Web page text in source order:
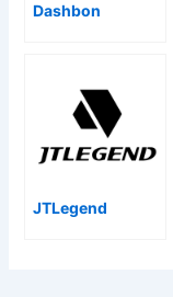
Dashbon
JTLegend